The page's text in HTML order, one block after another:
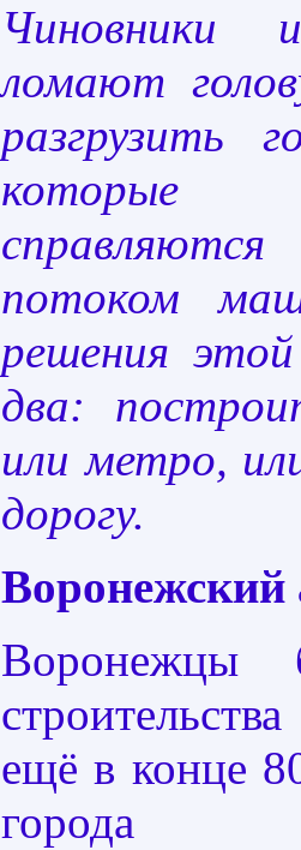
Чиновники
ломают
разгрузить
потоком
решения
два:
или метро,
дорогу.
Воронежский
Воронежцы
ещё в конце
города